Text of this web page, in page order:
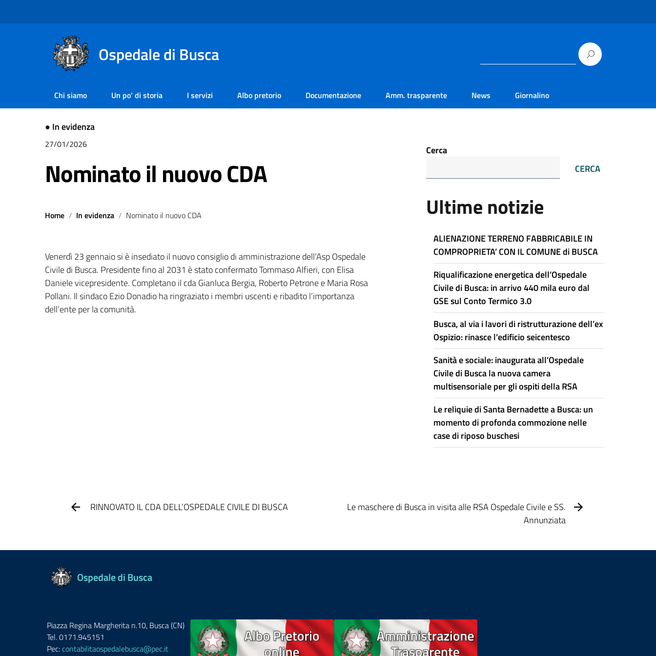
Ospedale di Busca
Chi siamo Un po’ di storia I servizi Albo pretorio Documentazione Amm. trasparente News Giornalino
● In evidenza
27/01/2026
Nominato il nuovo CDA
Home In evidenza Nominato il nuovo CDA
Venerdì 23 gennaio si è insediato il nuovo consiglio di amministrazione dell’Asp Ospedale
Civile di Busca. Presidente fino al 2031 è stato confermato Tommaso Alfieri, con Elisa
Daniele vicepresidente. Completano il cda Gianluca Bergia, Roberto Petrone e Maria Rosa
Pollani. Il sindaco Ezio Donadio ha ringraziato i membri uscenti e ribadito l’importanza
dell’ente per la comunità.
Cerca
CERCA
Ultime notizie
ALIENAZIONE TERRENO FABBRICABILE IN
COMPROPRIETA’ CON IL COMUNE di BUSCA
Riqualificazione energetica dell’Ospedale
Civile di Busca: in arrivo 440 mila euro dal
GSE sul Conto Termico 3.0
Busca, al via i lavori di ristrutturazione dell’ex
Ospizio: rinasce l’edificio seicentesco
Sanità e sociale: inaugurata all’Ospedale
Civile di Busca la nuova camera
multisensoriale per gli ospiti della RSA
Le reliquie di Santa Bernadette a Busca: un
momento di profonda commozione nelle
case di riposo buschesi
RINNOVATO IL CDA DELL’OSPEDALE CIVILE DI BUSCA
Le maschere di Busca in visita alle RSA Ospedale Civile e SS.
Annunziata
Ospedale di Busca
Piazza Regina Margherita n.10, Busca (CN)
Tel. 0171.945151
Pec: contabilitaospedalebusca@pec.it